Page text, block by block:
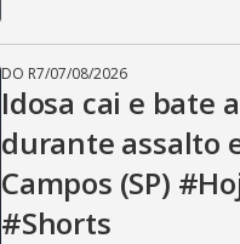
DO R7/07/08/2026
Idosa cai e bate
durante assalto
Campos (SP)
#Shorts